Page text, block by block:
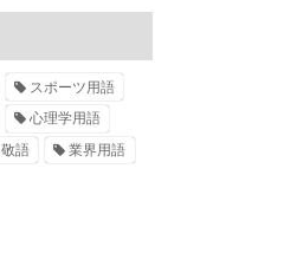
スポーツ用語
心理学用語
敬語
業界用語